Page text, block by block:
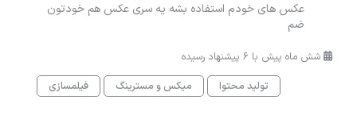
عکس های خودم استفاده بشه یه سری عکس هم خودتون
ضم
شش ماه پیش با 6 پیشنهاد رسیده
تولید محتوا
میکس و مسترینگ فیلمسازی